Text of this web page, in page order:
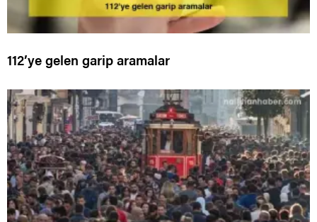
112’ye gelen garip aramalar